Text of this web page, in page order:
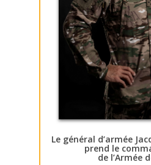
Le général d’armée
prend le
de l’Armée